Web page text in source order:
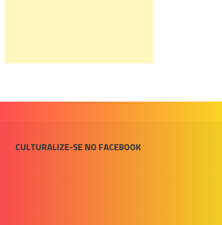
CULTURALIZE-SE NO FACEBOOK